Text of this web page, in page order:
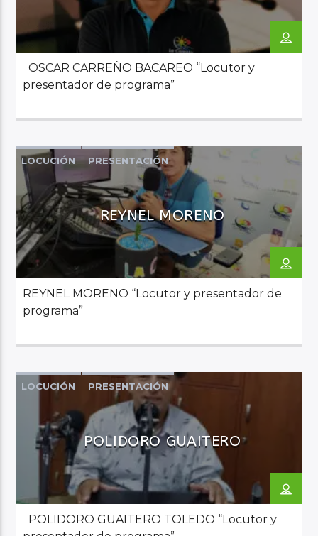
OSCAR CARREÑO BACAREO “Locutor y
presentador de programa”
LOCUCIÓN PRESENTACIÓN
REYNEL MORENO
REYNEL MORENO “Locutor y presentador de
programa”
LOCUCIÓN PRESENTACIÓN
POLIDORO GUAITERO
POLIDORO GUAITERO TOLEDO “Locutor y